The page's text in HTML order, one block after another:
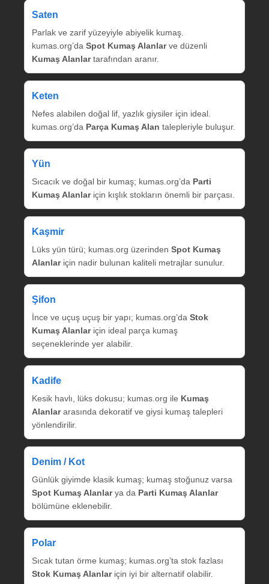
Saten
Parlak ve zarif yüzeyiyle abiyelik kumaş.
kumas.org’da Spot Kumaş Alanlarve düzenli
Kumaş Alanlartarafından aranır.
Keten
Nefes alabilen doğal lif, yazlık giysiler için ideal.
kumas.org’da Parça Kumaş Alan talepleriyle buluşur.
Yün
Sıcacık ve doğal bir kumaş; kumas.org’da Parti
Kumaş Alanlariçin kışlık stokların önemli bir parçası.
Kaşmir
Lüks yün türü; kumas.org üzerinden Spot Kumaş
Alanlariçin nadir bulunan kaliteli metrajlar sunulur.
Şifon
İnce ve uçuş uçuş bir yapı; kumas.org’da Stok
Kumaş Alanlariçin ideal parça kumaş
seçeneklerinde yer alabilir.
Kadife
Kesik havlı, lüks dokusu; kumas.org ile Kumaş
Alanlararasında dekoratif ve giysi kumaş talepleri
yönlendirilir.
Denim / Kot
Günlük giyimde klasik kumaş; kumaş stoğunuz varsa
Spot Kumaş Alanlarya da Parti Kumaş Alanlar
bölümüne eklenebilir.
Polar
Sıcak tutan örme kumaş; kumas.org’ta stok fazlası
Stok Kumaş Alanlariçin iyi bir alternatif olabilir.